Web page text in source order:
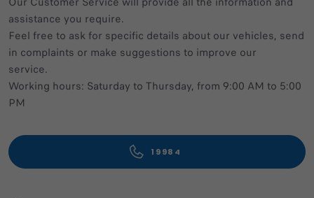
assistance you require.
Feel free to ask for specific details about our vehicles, send
in complaints or make suggestions to improve our
service.
Working hours: Saturday to Thursday, from 9:00 AM to 5:00
PM
19984